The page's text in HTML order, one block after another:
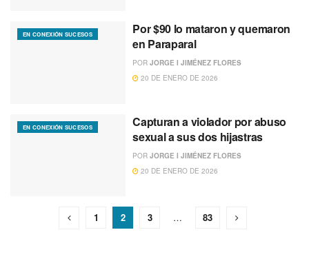
EN CONEXIÓN SUCESOS
Por $90 lo mataron y quemaron
en Paraparal
POR JORGE I JIMÉNEZ FLORES
20 DE ENERO DE 2026
EN CONEXIÓN SUCESOS
Capturan a violador por abuso
sexual a sus dos hijastras
POR JORGE I JIMÉNEZ FLORES
20 DE ENERO DE 2026
1 2 3 … 83